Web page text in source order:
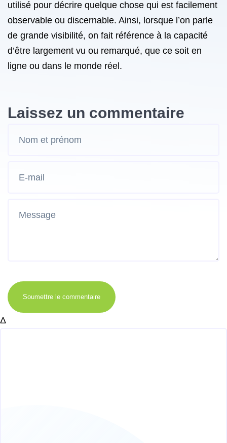
utilisé pour décrire quelque chose qui est facilement
observable ou discernable. Ainsi, lorsque l’on parle
de grande visibilité, on fait référence à la capacité
d’être largement vu ou remarqué, que ce soit en
ligne ou dans le monde réel.
Laissez un commentaire
Soumettre le commentaire
Δ